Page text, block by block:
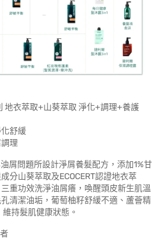
地衣萃取+山葵萃取 淨化+調理+養護
舒緩
理
屑問題所設計淨屑養髮配方，添加1%甘
分山葵萃取及ECOCERT認證地衣萃
重功效洗淨油屑癢，喚醒頭皮新生肌溫
清潔油垢，葡萄柚籽舒緩不適、蘆薈精
持髮肌健康狀態。